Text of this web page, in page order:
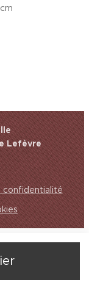
Lefèvre
confidentialité